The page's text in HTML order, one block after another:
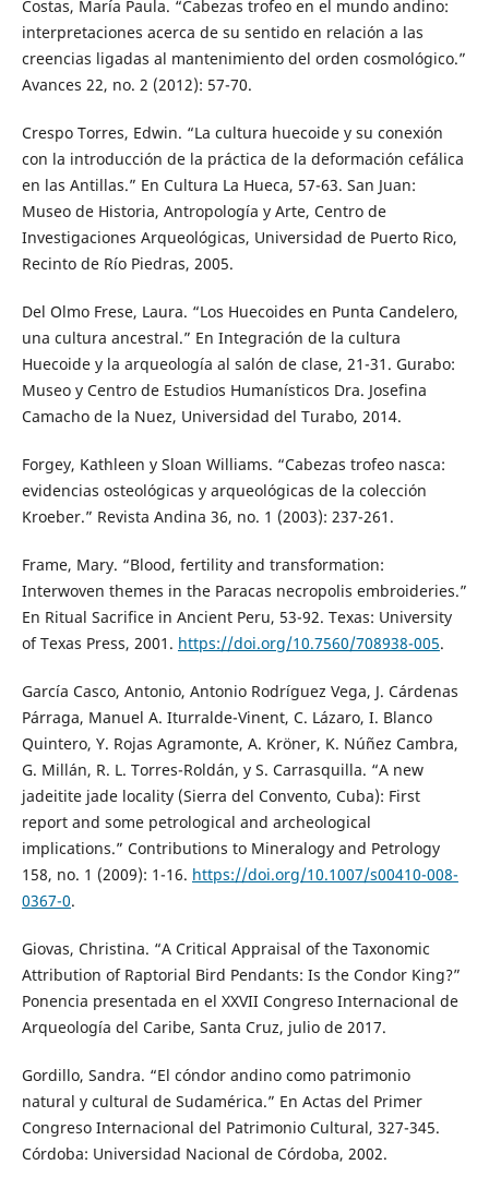
Costas, María Paula. “Cabezas trofeo en el mundo andino:
interpretaciones acerca de su sentido en relación a las
creencias ligadas al mantenimiento del orden cosmológico.”
Avances 22, no. 2 (2012): 57-70.
Crespo Torres, Edwin. “La cultura huecoide y su conexión
con la introducción de la práctica de la deformación cefálica
en las Antillas.” En Cultura La Hueca, 57-63. San Juan:
Museo de Historia, Antropología y Arte, Centro de
Investigaciones Arqueológicas, Universidad de Puerto Rico,
Recinto de Río Piedras, 2005.
Del Olmo Frese, Laura. “Los Huecoides en Punta Candelero,
una cultura ancestral.” En Integración de la cultura
Huecoide y la arqueología al salón de clase, 21-31. Gurabo:
Museo y Centro de Estudios Humanísticos Dra. Josefina
Camacho de la Nuez, Universidad del Turabo, 2014.
Forgey, Kathleen y Sloan Williams. “Cabezas trofeo nasca:
evidencias osteológicas y arqueológicas de la colección
Kroeber.” Revista Andina 36, no. 1 (2003): 237-261.
Frame, Mary. “Blood, fertility and transformation:
Interwoven themes in the Paracas necropolis embroideries.”
En Ritual Sacrifice in Ancient Peru, 53-92. Texas: University
of Texas Press, 2001. https://doi.org/10.7560/708938-005.
García Casco, Antonio, Antonio Rodríguez Vega, J. Cárdenas
Párraga, Manuel A. Iturralde-Vinent, C. Lázaro, I. Blanco
Quintero, Y. Rojas Agramonte, A. Kröner, K. Núñez Cambra,
G. Millán, R. L. Torres-Roldán, y S. Carrasquilla. “A new
jadeitite jade locality (Sierra del Convento, Cuba): First
report and some petrological and archeological
implications.” Contributions to Mineralogy and Petrology
158, no. 1 (2009): 1-16. https://doi.org/10.1007/s00410-008-
0367-0.
Giovas, Christina. “A Critical Appraisal of the Taxonomic
Attribution of Raptorial Bird Pendants: Is the Condor King?”
Ponencia presentada en el XXVII Congreso Internacional de
Arqueología del Caribe, Santa Cruz, julio de 2017.
Gordillo, Sandra. “El cóndor andino como patrimonio
natural y cultural de Sudamérica.” En Actas del Primer
Congreso Internacional del Patrimonio Cultural, 327-345.
Córdoba: Universidad Nacional de Córdoba, 2002.